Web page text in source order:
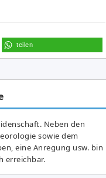
teilen
Neben den
sowie dem
eine Anregung usw. bin
erreichbar.